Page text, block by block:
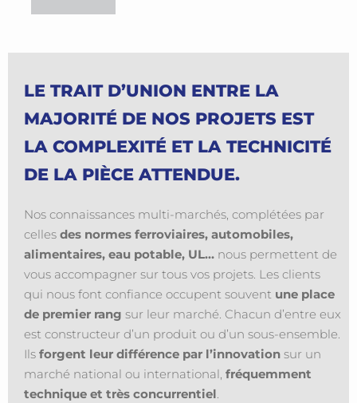
LE TRAIT D’UNION ENTRE LA
MAJORITÉ DE NOS PROJETS EST
LA COMPLEXITÉ ET LA TECHNICITÉ
DE LA PIÈCE ATTENDUE.
Nos connaissances multi-marchés, complétées par
celles des normes ferroviaires, automobiles,
alimentaires, eau potable, UL… nous permettent de
vous accompagner sur tous vos projets. Les clients
qui nous font confiance occupent souvent une place
de premier rang sur leur marché. Chacun d’entre eux
est constructeur d’un produit ou d’un sous-ensemble.
Ils forgent leur différence par l’innovation sur un
marché national ou international, fréquemment
technique et très concurrentiel